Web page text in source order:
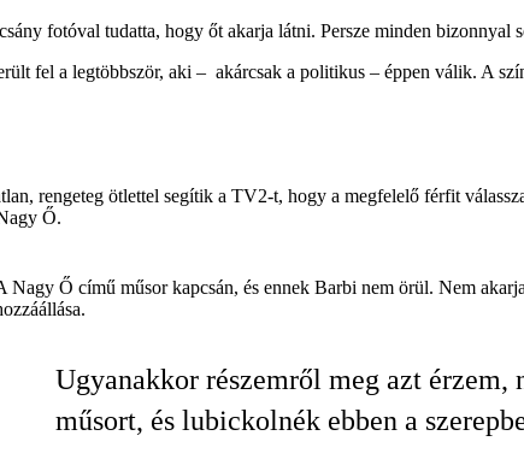
fotóval tudatta, hogy őt akarja látni. Persze minden
fel a legtöbbször, aki – akárcsak a politikus – éppen válik. A
rengeteg ötlettel segítik a TV2-t, hogy a megfelelő férfit
Ő.
Nagy Ő című műsor kapcsán, és ennek Barbi nem örül. Nem
Ugyanakkor részemről meg azt érzem,
műsort, és lubickolnék ebben a